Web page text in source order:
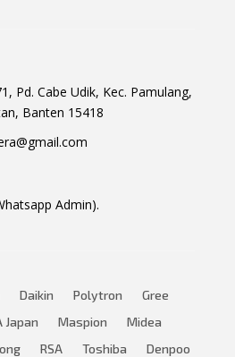
Pd. Cabe Udik, Kec. Pamulang,
Banten 15418
Admin).
Daikin Polytron
Gree
Japan Maspion
Midea
RSA Toshiba
Denpoo